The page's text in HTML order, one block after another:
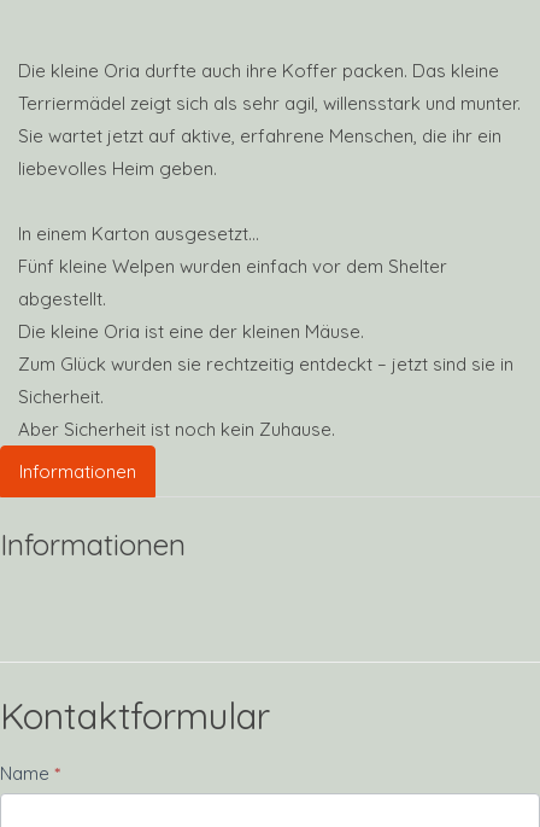
Die kleine Oria durfte auch ihre Koffer packen. Das kleine
Terriermädel zeigt sich als sehr agil, willensstark und munter.
Sie wartet jetzt auf aktive, erfahrene Menschen, die ihr ein
liebevolles Heim geben.
In einem Karton ausgesetzt…
Fünf kleine Welpen wurden einfach vor dem Shelter
abgestellt.
Die kleine Oria ist eine der kleinen Mäuse.
Zum Glück wurden sie rechtzeitig entdeckt – jetzt sind sie in
Sicherheit.
Aber Sicherheit ist noch kein Zuhause.
Informationen
Informationen
Kontaktformular
Kontakt
Name *